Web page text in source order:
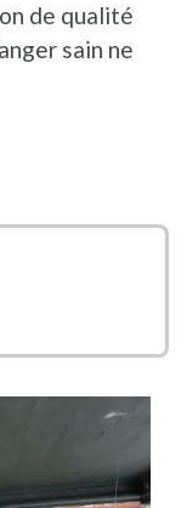
de qualité
sain ne
fenêtre